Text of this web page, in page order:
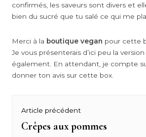
confirmés, les saveurs sont divers et
bien du sucré que tu salé ce qui me
Merci à la boutique vegan pour cette
Je vous présenterais d’ici peu la
également. En attendant, je compte
donner ton avis sur cette box.
Navigation
de
Article précédent
Previous
Crêpes aux pommes